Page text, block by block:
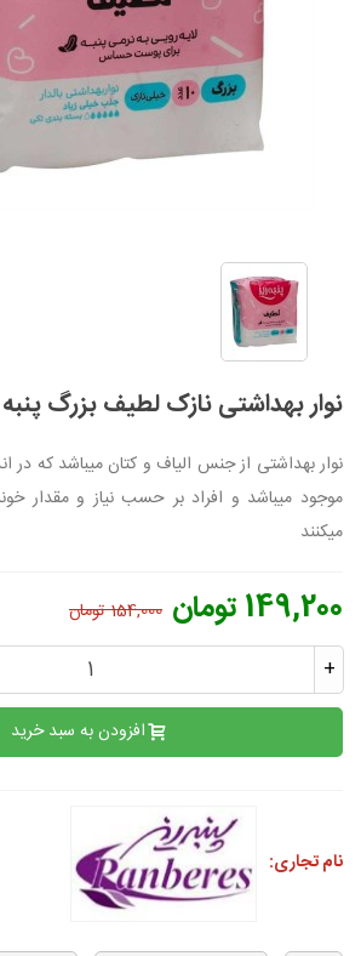
نوار بهداشتی نازک لطیف بزرگ پنبه
نوار بهداشتی از جنس الیاف و کتان میباشد که در
موجود میباشد و افراد بر حسب نیاز و مقدار
میکنند
149,200 تومان 154,000 تومان
+
افزودن به سبد خرید
نام تجاری: